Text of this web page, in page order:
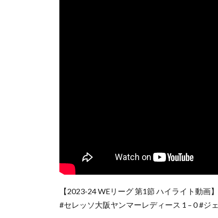
【2023-24 WEリーグ 第1節 ハイライト動画】
#セレッソ大阪ヤンマーレディース 1 – 0 #ジ